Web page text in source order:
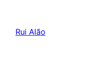
Rui Alão